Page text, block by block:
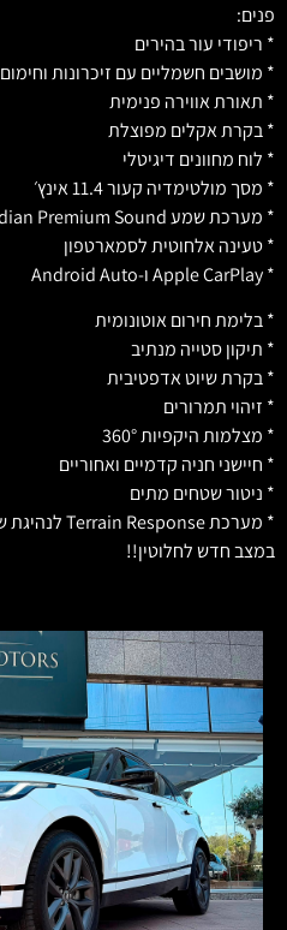
פנים:
* ריפודי עור בהירים
* מושבים חשמליים עם זיכרונות וחימום
* תאורת אווירה פנימית
* בקרת אקלים מפוצלת
* לוח מחוונים דיגיטלי
* מסך מולטימדיה קעור 11.4 אינץ׳
* מערכת שמע Meridian Premium Sound
* טעינה אלחוטית לסמארטפון
* Apple CarPlay ו-Android Auto
* בלימת חירום אוטונומית
* תיקון סטייה מנתיב
* בקרת שיוט אדפטיבית
* זיהוי תמרורים
* מצלמות היקפיות 360°
* חיישני חניה קדמיים ואחוריים
* ניטור שטחים מתים
* מערכת Terrain Response לנהיגת שטח
במצב חדש לחלוטין!!